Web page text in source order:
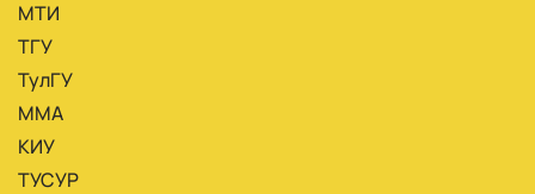
МТИ
ТГУ
ТулГУ
ММА
КИУ
ТУСУР